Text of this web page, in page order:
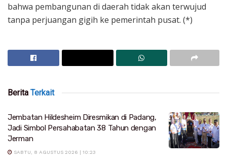
bahwa pembangunan di daerah tidak akan terwujud
tanpa perjuangan gigih ke pemerintah pusat. (*)
Berita Terkait
Jembatan Hildesheim Diresmikan di Padang,
Jadi Simbol Persahabatan 38 Tahun dengan
Jerman
SABTU, 8 AGUSTUS 2026 | 10:23